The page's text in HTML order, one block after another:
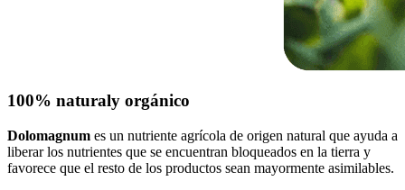
100% naturaly orgánico
Dolomagnum es un nutriente agrícola de origen natural que ayuda a
liberar los nutrientes que se encuentran bloqueados en la tierra y
favorece que el resto de los productos sean mayormente asimilables.